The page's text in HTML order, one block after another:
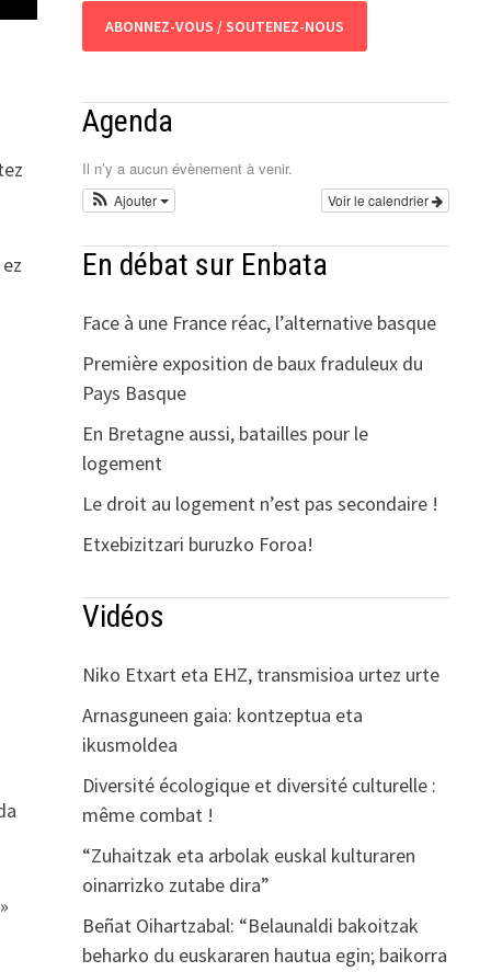
ABONNEZ-VOUS / SOUTENEZ-NOUS
Agenda
Il n’y a aucun évènement à venir.
Voir le calendrier
Ajouter
En débat sur Enbata
Face à une France réac, l’alternative basque
Première exposition de baux fraduleux du
Pays Basque
En Bretagne aussi, batailles pour le
logement
Le droit au logement n’est pas secondaire !
Etxebizitzari buruzko Foroa!
Vidéos
Niko Etxart eta EHZ, transmisioa urtez urte
Arnasguneen gaia: kontzeptua eta
ikusmoldea
Diversité écologique et diversité culturelle :
même combat !
“Zuhaitzak eta arbolak euskal kulturaren
oinarrizko zutabe dira”
Beñat Oihartzabal: “Belaunaldi bakoitzak
beharko du euskararen hautua egin; baikorra